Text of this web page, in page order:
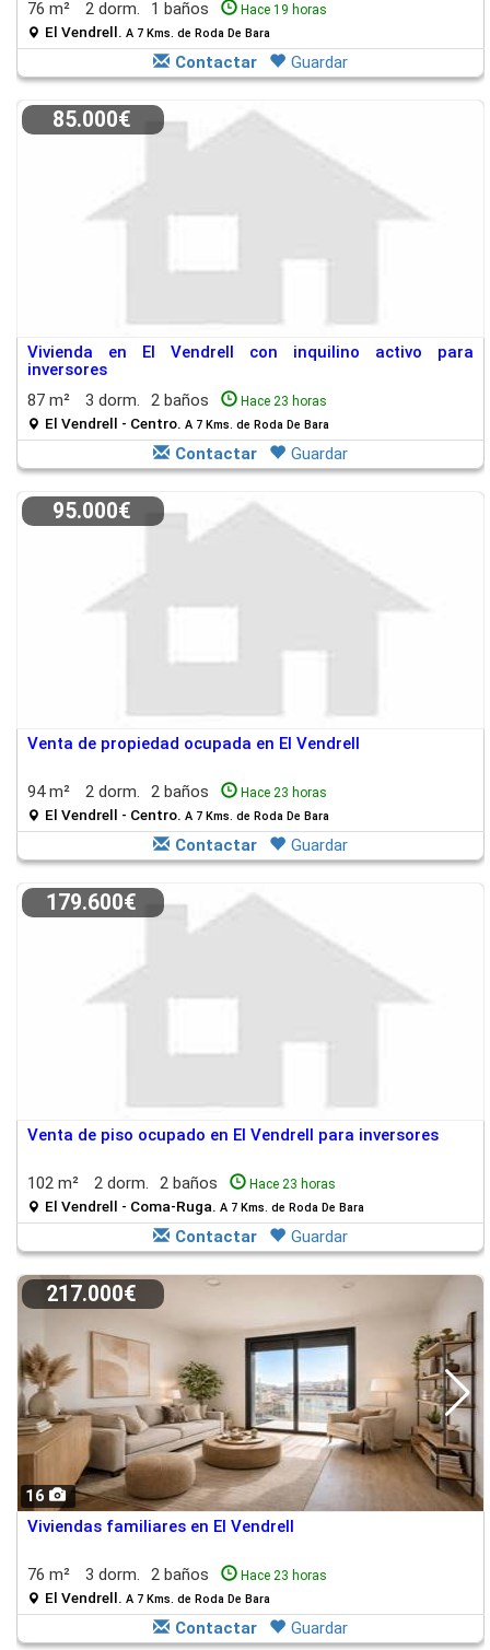
76 m² 2 dorm. 1 baños Hace 19 horas
El Vendrell. A 7 Kms. de Roda De Bara
Contactar Guardar
85.000€
Vivienda en El Vendrell con inquilino activo para
inversores
87 m²
3 dorm. 2 baños Hace 23 horas
El Vendrell - Centro. A 7 Kms. de Roda De Bara
Contactar Guardar
95.000€
Venta de propiedad ocupada en El Vendrell
94 m² 2 dorm. 2 baños Hace 23 horas
El Vendrell - Centro. A 7 Kms. de Roda De Bara
Contactar Guardar
179.600€
Venta de piso ocupado en El Vendrell para inversores
102 m² 2 dorm. 2 baños Hace 23 horas
El Vendrell - Coma-Ruga. A 7 Kms. de Roda De Bara
Contactar Guardar
16
217.000€
Viviendas familiares en El Vendrell
76 m² 3 dorm. 2 baños Hace 23 horas
El Vendrell. A 7 Kms. de Roda De Bara
Contactar Guardar